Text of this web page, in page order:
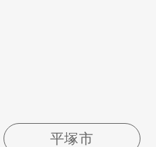
平塚市